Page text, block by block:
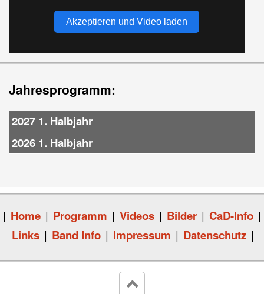
Akzeptieren und Video laden
Jahresprogramm:
2027 1. Halbjahr
2026 1. Halbjahr
| Home | Programm | Videos | Bilder | CaD-Info |
Links | Band Info | Impressum | Datenschutz |
keyboard_arrow_up